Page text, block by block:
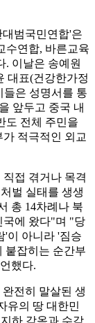
범국민연합'은
수연합, 바른교육
. 이날은 송예원
대표(건강한가정
들은 성명서를 통
앞두고 중국 내
도 전체 주민을
적극적인 외교
접 겪거나 목격
벌 실태를 생생
총 14차례나 북
국에 왔다"며 "당
'이 아니라 '짐승
붙잡히는 순간부
했다.
전히 말살된 생
유의 땅 대한민
하 감옥과 수감